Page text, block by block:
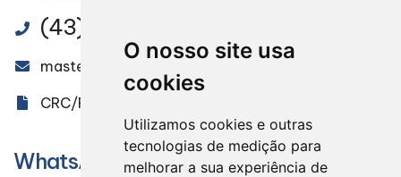
O nosso site usa
cookies
Utilizamos cookies e outras
tecnologias de medição para
melhorar a sua experiência de
(43) 3232-4491
masteraudit@masteraudit.com.br
CRC/PR 005851/O-9
WhatsApp